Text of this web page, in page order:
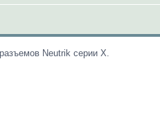
Neutrik серии X.